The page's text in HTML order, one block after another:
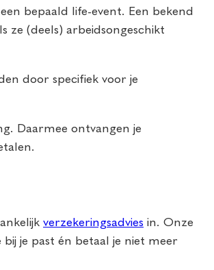
bepaald life-event. Een bekend
ze (deels) arbeidsongeschikt
door specifiek voor je
Daarmee ontvangen je
verzekeringsadvies in. Onze
je past én betaal je niet meer